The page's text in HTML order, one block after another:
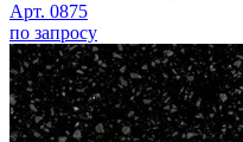
Арт. 0875
по запросу